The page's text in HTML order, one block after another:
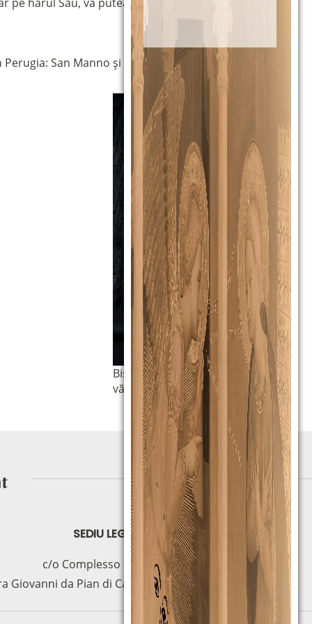
San Manno și Madonna della Luce.
Biserica Madonna della Luce
văzută din fața ușii de la intrare.
SEDIU LEGAL
c/o Complesso S.Manno
Giovanni da Pian di Carpine, 63 - 06127 (PG)